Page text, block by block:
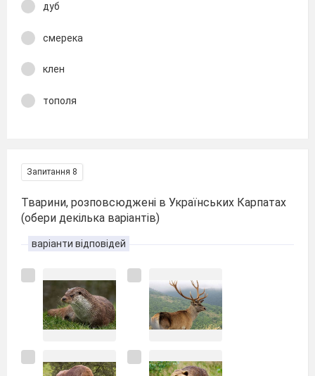
дуб
смерека
клен
тополя
Запитання 8
Тварини, розповсюджені в Українських Карпатах
(обери декілька варіантів)
варіанти відповідей